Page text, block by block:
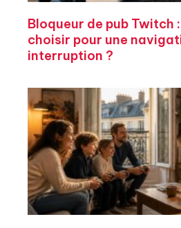
Bloqueur de pub Twitch
choisir pour une
interruption ?